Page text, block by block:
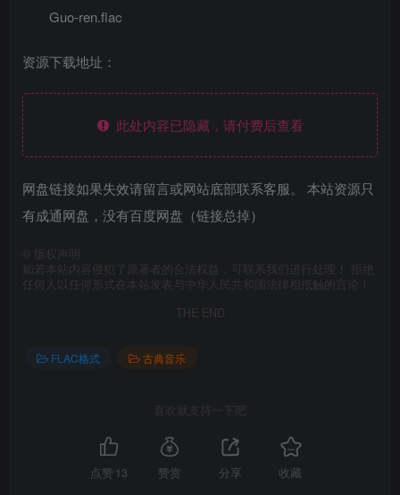
Guo-ren.flac
资源下载地址：
此处内容已隐藏，请付费后查看
网盘链接如果失效请留言或网站底部联系客服。 本站资源只
有成通网盘，没有百度网盘（链接总掉）
版权声明
如若本站内容侵犯了原著者的合法权益，可联系我们进行处理！ 拒绝
任何人以任何形式在本站发表与中华人民共和国法律相抵触的言论！
THE END
FLAC格式 古典音乐
喜欢就支持一下吧
点赞 13 赞赏 分享 收藏